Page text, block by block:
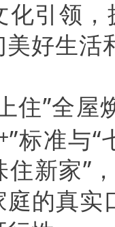
引领
好生活
住”全屋
”标准与
住新家”
的真实